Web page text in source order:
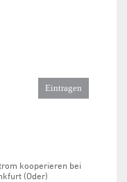
kooperieren bei
(Oder)